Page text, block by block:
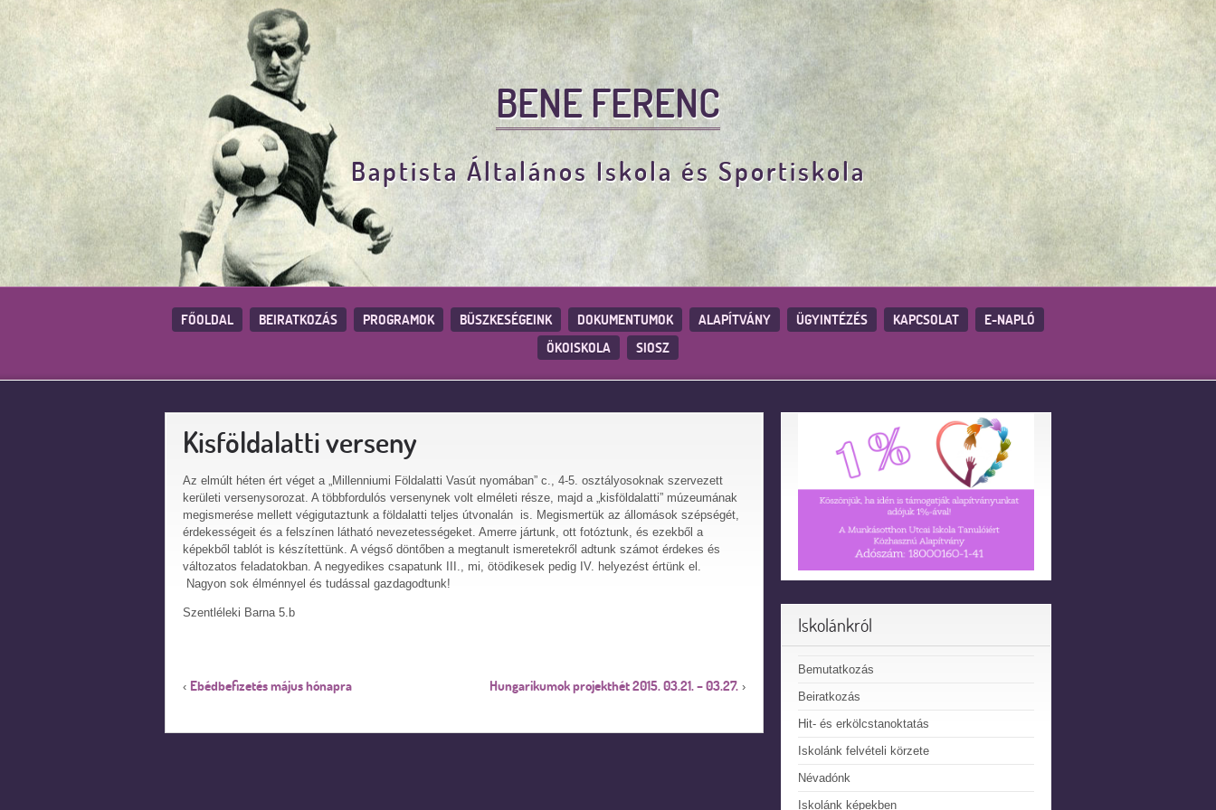
BENE FERENC
Baptista Általános Iskola és Sportiskola
FŐOLDAL BEIRATKOZÁS PROGRAMOK BÜSZKESÉGEINK DOKUMENTUMOK ALAPÍTVÁNY ÜGYINTÉZÉS KAPCSOLAT
E-NAPLÓ
ÖKOISKOLA
SIOSZ
Kisföldalatti verseny
Az elmúlt héten ért véget a „Millenniumi Földalatti Vasút nyomában” c., 4-5. osztályosoknak szervezett
kerületi versenysorozat. A többfordulós versenynek volt elméleti része, majd a „kisföldalatti” múzeumának
megismerése mellett végigutaztunk a földalatti teljes útvonalán is. Megismertük az állomások szépségét,
érdekességeit és a felszínen látható nevezetességeket. Amerre jártunk, ott fotóztunk, és ezekből a
képekből tablót is készítettünk. A végső döntőben a megtanult ismeretekről adtunk számot érdekes és
változatos feladatokban. A negyedikes csapatunk III., mi, ötödikesek pedig IV. helyezést értünk el.
Nagyon sok élménnyel és tudással gazdagodtunk!
Szentléleki Barna 5.b
‹ Ebédbefizetés május hónapra Hungarikumok projekthét 2015. 03.21. – 03.27.›
Iskolánkról
Bemutatkozás
Beiratkozás
Hit- és erkölcstanoktatás
Iskolánk felvételi körzete
Névadónk
Iskolánk képekben